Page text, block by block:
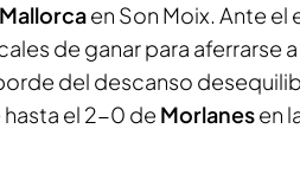
Mallorcaen Son Moix. Ante
de ganar para aferrarse
del descanso
hasta el 2-0 de Morlanesen